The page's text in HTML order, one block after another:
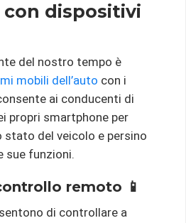
con dispositivi
del nostro tempo è
mobili dell’auto con i
ai conducenti di
propri smartphone per
stato del veicolo e persino
sue funzioni.
remoto 📱
di controllare a